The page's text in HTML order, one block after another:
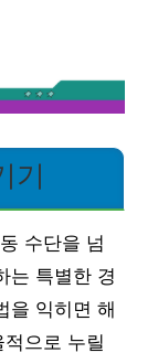
기
수단을 넘
는 특별한 경
을 익히면 해
으로 누릴